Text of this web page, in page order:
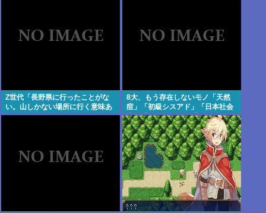
Z世代「長野県に行ったことがな
い。山しかない場所に行く意味あ
る？」←これ
8大、もう存在しないモノ「天然
痘」「初級シスアド」「日本社会
党」「コンパイル」「AmPm」
「ジャスコ」「共立薬科大学」